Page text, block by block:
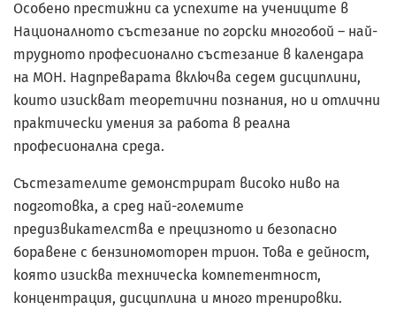
Особено престижни са успехите на учениците в
Националното състезание по горски многобой – най-
трудното професионално състезание в календара
на МОН. Надпреварата включва седем дисциплини,
които изискват теоретични познания, но и отлични
практически умения за работа в реална
професионална среда.
Състезателите демонстрират високо ниво на
подготовка, а сред най-големите
предизвикателства е прецизното и безопасно
боравене с бензиномоторен трион. Това е дейност,
която изисква техническа компетентност,
концентрация, дисциплина и много тренировки.